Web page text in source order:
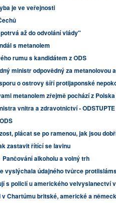
je ve veřejnosti
až do odvolání vlády"
s metanolem
rumu s kandidátem z ODS
ministr odpovědný za metanolovou
o ostrovy šíří protijaponské
metanolem zřejmě pochází z Polska
vnitra a zdravotnictví -
plácat se po ramenou, jak jsou
zastavit řítící se lavinu
Pančování alkoholu a volný trh
vyslýchala údajného tvůrce
s policií u amerického velvyslanectví
v Chartúmu britské, americké a